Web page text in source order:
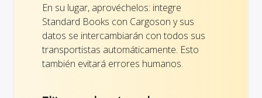
En su lugar, aprovéchelos: integre
Standard Books con Cargoson y sus
datos se intercambiarán con todos sus
transportistas automáticamente. Esto
también evitará errores humanos.